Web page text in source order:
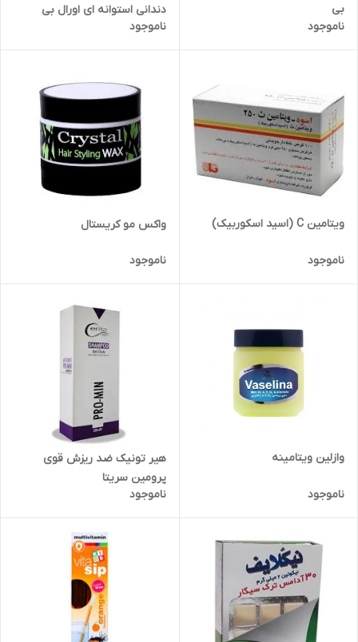
بی
ناموجود
دندانی استوانه ای اورال بی
ناموجود
ویتامین C (اسید اسکوربیک)
ناموجود
واکس مو کریستال
ناموجود
وازلین ویتامینه
ناموجود
هیر تونیک ضد ریزش قوی
پرومین سریتا
ناموجود